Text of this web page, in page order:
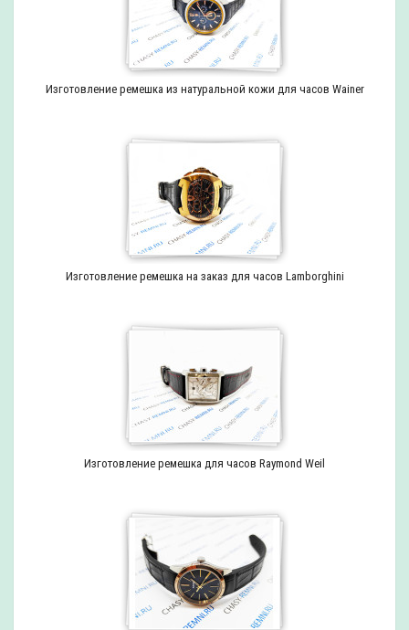
Изготовление ремешка из натуральной кожи для часов Wainer
Изготовление ремешка на заказ для часов Lamborghini
Изготовление ремешка для часов Raymond Weil